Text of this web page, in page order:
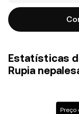
Estatísticas
Rupia
Preço